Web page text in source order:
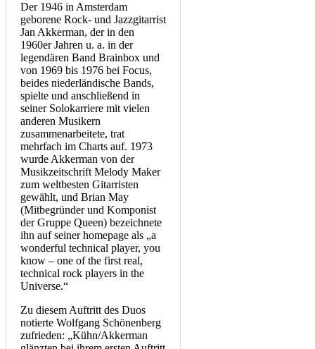
Der 1946 in Amsterdam
geborene Rock- und Jazzgitarrist
Jan Akkerman, der in den
1960er Jahren u. a. in der
legendären Band Brainbox und
von 1969 bis 1976 bei Focus,
beides niederländische Bands,
spielte und anschließend in
seiner Solokarriere mit vielen
anderen Musikern
zusammenarbeitete, trat
mehrfach im Charts auf. 1973
wurde Akkerman von der
Musikzeitschrift Melody Maker
zum weltbesten Gitarristen
gewählt, und Brian May
(Mitbegründer und Komponist
der Gruppe Queen) bezeichnete
ihn auf seiner homepage als „a
wonderful technical player, you
know – one of the first real,
technical rock players in the
Universe.“
Zu diesem Auftritt des Duos
notierte Wolfgang Schönenberg
zufrieden: „Kühn/Akkerman